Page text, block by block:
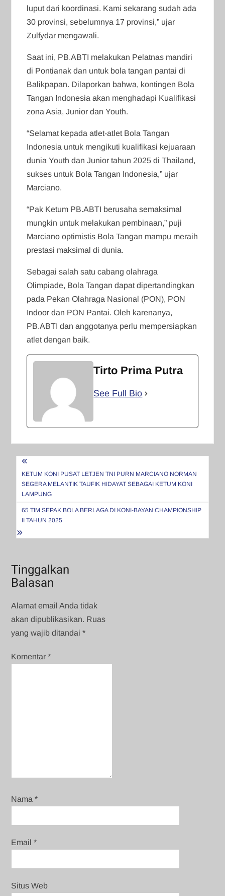
luput dari koordinasi. Kami sekarang sudah ada
30 provinsi, sebelumnya 17 provinsi,” ujar
Zulfydar mengawali.
Saat ini, PB.ABTI melakukan Pelatnas mandiri
di Pontianak dan untuk bola tangan pantai di
Balikpapan. Dilaporkan bahwa, kontingen Bola
Tangan Indonesia akan menghadapi Kualifikasi
zona Asia, Junior dan Youth.
“Selamat kepada atlet-atlet Bola Tangan
Indonesia untuk mengikuti kualifikasi kejuaraan
dunia Youth dan Junior tahun 2025 di Thailand,
sukses untuk Bola Tangan Indonesia,” ujar
Marciano.
“Pak Ketum PB.ABTI berusaha semaksimal
mungkin untuk melakukan pembinaan,” puji
Marciano optimistis Bola Tangan mampu meraih
prestasi maksimal di dunia.
Sebagai salah satu cabang olahraga
Olimpiade, Bola Tangan dapat dipertandingkan
pada Pekan Olahraga Nasional (PON), PON
Indoor dan PON Pantai. Oleh karenanya,
PB.ABTI dan anggotanya perlu mempersiapkan
atlet dengan baik.
Tirto Prima Putra
See Full Bio
Navigasi
pos
KETUM KONI PUSAT LETJEN TNI PURN MARCIANO NORMAN
SEGERA MELANTIK TAUFIK HIDAYAT SEBAGAI KETUM KONI
LAMPUNG
65 TIM SEPAK BOLA BERLAGA DI KONI-BAYAN CHAMPIONSHIP
II TAHUN 2025
Tinggalkan
Balasan
Alamat email Anda tidak
akan dipublikasikan. Ruas
yang wajib ditandai*
Komentar*
Nama*
Email*
Situs Web